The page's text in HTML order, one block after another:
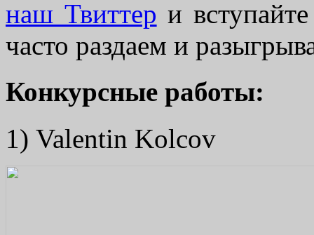
наш Твиттер и
часто раздаем и
Конкурсные работы:
1) Valentin Kolcov